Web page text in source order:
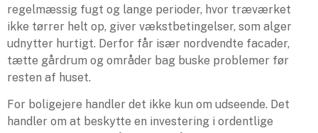
regelmæssig fugt og lange perioder, hvor træværket
ikke tørrer helt op, giver vækstbetingelser, som alger
udnytter hurtigt. Derfor får især nordvendte facader,
tætte gårdrum og områder bag buske problemer før
resten af huset.
For boligejere handler det ikke kun om udseende. Det
handler om at beskytte en investering i ordentlige